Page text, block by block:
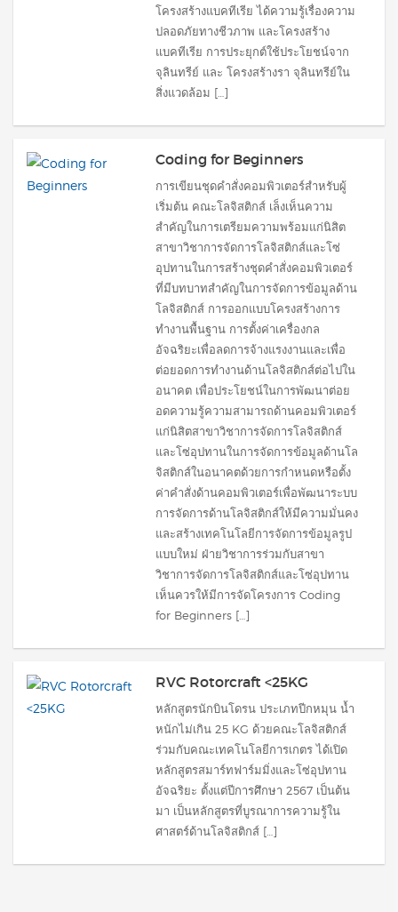
โครงสร้างแบคทีเรีย ได้ความรู้เรื่องความ
ปลอดภัยทางชีวภาพ และโครงสร้าง
แบคทีเรีย การประยุกต์ใช้ประโยชน์จาก
จุลินทรีย์ และ โครงสร้างรา จุลินทรีย์ใน
สิ่งแวดล้อม […]
Coding for Beginners
การเขียนชุดคำสั่งคอมพิวเตอร์สำหรับผู้
เริ่มต้น คณะโลจิสติกส์ เล็งเห็นความ
สำคัญในการเตรียมความพร้อมแก่นิสิต
สาขาวิชาการจัดการโลจิสติกส์และโซ่
อุปทานในการสร้างชุดคำสั่งคอมพิวเตอร์
ที่มีบทบาทสำคัญในการจัดการข้อมูลด้าน
โลจิสติกส์ การออกแบบโครงสร้างการ
ทำงานพื้นฐาน การตั้งค่าเครื่องกล
อัจฉริยะเพื่อลดการจ้างแรงงานและเพื่อ
ต่อยอดการทำงานด้านโลจิสติกส์ต่อไปใน
อนาคต เพื่อประโยชน์ในการพัฒนาต่อย
อดความรู้ความสามารถด้านคอมพิวเตอร์
แก่นิสิตสาขาวิชาการจัดการโลจิสติกส์
และโซ่อุปทานในการจัดการข้อมูลด้านโล
จิสติกส์ในอนาคตด้วยการกำหนดหรือตั้ง
ค่าคำสั่งด้านคอมพิวเตอร์เพื่อพัฒนาระบบ
การจัดการด้านโลจิสติกส์ให้มีความมั่นคง
และสร้างเทคโนโลยีการจัดการข้อมูลรูป
แบบใหม่ ฝ่ายวิชาการร่วมกับสาขา
วิชาการจัดการโลจิสติกส์และโซ่อุปทาน
เห็นควรให้มีการจัดโครงการ Coding
for Beginners […]
RVC Rotorcraft <25KG
หลักสูตรนักบินโดรน ประเภทปีกหมุน น้ำ
หนักไม่เกิน 25 KG ด้วยคณะโลจิสติกส์
ร่วมกับคณะเทคโนโลยีการเกตร ได้เปิด
หลักสูตรสมาร์ทฟาร์มมิ่งและโซ่อุปทาน
อัจฉริยะ ตั้งแต่ปีการศึกษา 2567 เป็นต้น
มา เป็นหลักสูตรที่บูรณาการความรู้ใน
ศาสตร์ด้านโลจิสติกส์ […]